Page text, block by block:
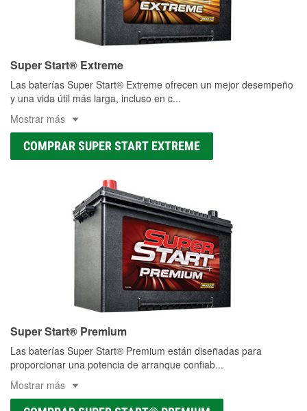
Super Start® Extreme
Las baterías Super Start® Extreme ofrecen un mejor desempeño
y una vida útil más larga, incluso en c...
Mostrar más
COMPRAR SUPER START EXTREME
Super Start® Premium
Las baterías Super Start® Premium están diseñadas para
proporcionar una potencia de arranque confiab...
Mostrar más